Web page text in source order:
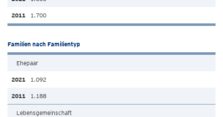
1.700
Familien nach Familientyp
Ehepaar
1.092
1.188
Lebensgemeinschaft